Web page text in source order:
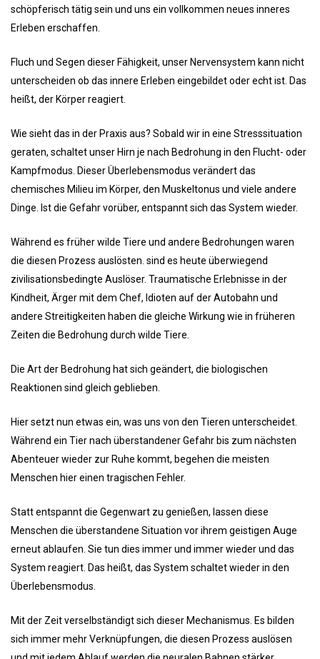
schöpferisch tätig sein und uns ein vollkommen neues inneres
Erleben erschaffen.
Fluch und Segen dieser Fähigkeit, unser Nervensystem kann nicht
unterscheiden ob das innere Erleben eingebildet oder echt ist. Das
heißt, der Körper reagiert.
Wie sieht das in der Praxis aus? Sobald wir in eine Stresssituation
geraten, schaltet unser Hirn je nach Bedrohung in den Flucht- oder
Kampfmodus. Dieser Überlebensmodus verändert das
chemisches Milieu im Körper, den Muskeltonus und viele andere
Dinge. Ist die Gefahr vorüber, entspannt sich das System wieder.
Während es früher wilde Tiere und andere Bedrohungen waren
die diesen Prozess auslösten. sind es heute überwiegend
zivilisationsbedingte Auslöser. Traumatische Erlebnisse in der
Kindheit, Ärger mit dem Chef, Idioten auf der Autobahn und
andere Streitigkeiten haben die gleiche Wirkung wie in früheren
Zeiten die Bedrohung durch wilde Tiere.
Die Art der Bedrohung hat sich geändert, die biologischen
Reaktionen sind gleich geblieben.
Hier setzt nun etwas ein, was uns von den Tieren unterscheidet.
Während ein Tier nach überstandener Gefahr bis zum nächsten
Abenteuer wieder zur Ruhe kommt, begehen die meisten
Menschen hier einen tragischen Fehler.
Statt entspannt die Gegenwart zu genießen, lassen diese
Menschen die überstandene Situation vor ihrem geistigen Auge
erneut ablaufen. Sie tun dies immer und immer wieder und das
System reagiert. Das heißt, das System schaltet wieder in den
Überlebensmodus.
Mit der Zeit verselbständigt sich dieser Mechanismus. Es bilden
sich immer mehr Verknüpfungen, die diesen Prozess auslösen